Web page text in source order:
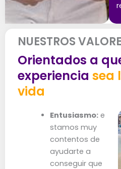
NUESTROS
Orientados a
experiencia sea
vida
Entusiasmo:e
stamos muy
contentos de
ayudarte a
conseguir que